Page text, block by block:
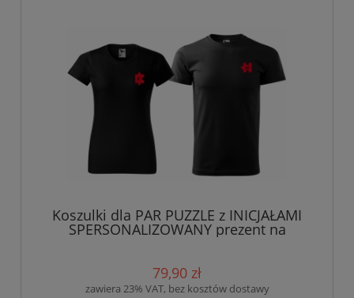
Koszulki dla PAR PUZZLE z INICJAŁAMI
SPERSONALIZOWANY prezent na
79,90 zł
zawiera 23% VAT, bez kosztów dostawy